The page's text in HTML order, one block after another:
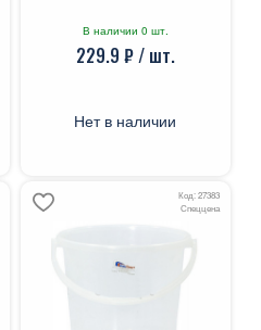
В наличии 0 шт.
229.9 ₽ / шт.
Нет в наличии
Код: 27383
Спеццена